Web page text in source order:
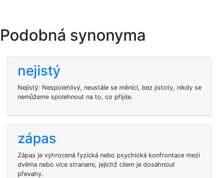
Podobná synonyma
nejistý
Nejistý: Nespolehlivý, neustále se měnící, bez jistoty, nikdy se
nemůžeme spolehnout na to, co přijde.
zápas
Zápas je vyhrocená fyzická nebo psychická konfrontace mezi
dvěma nebo více stranami, jejichž cílem je dosáhnout
převahy.